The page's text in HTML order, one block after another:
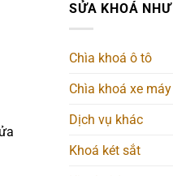
SỬA KHOÁ
Chìa khoá ô tô
Chìa khoá xe máy
Dịch vụ khác
Khoá két sắt